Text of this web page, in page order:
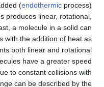
(endothermic process)
produces linear, rotational,
a molecule in a solid can
with the addition of heat as
both linear and rotational
have a greater speed
to constant collisions with
can be described by the